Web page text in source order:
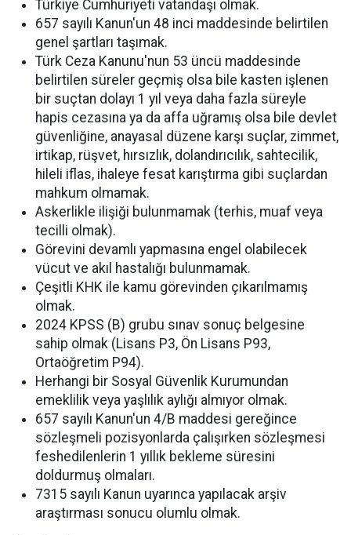
Türkiye Cumhuriyeti vatandaşı olmak.
657 sayılı Kanun'un 48 inci maddesinde belirtilen
genel şartları taşımak.
Türk Ceza Kanunu'nun 53 üncü maddesinde
belirtilen süreler geçmiş olsa bile kasten işlenen
bir suçtan dolayı 1 yıl veya daha fazla süreyle
hapis cezasına ya da affa uğramış olsa bile devlet
güvenliğine, anayasal düzene karşı suçlar, zimmet,
irtikap, rüşvet, hırsızlık, dolandırıcılık, sahtecilik,
hileli iflas, ihaleye fesat karıştırma gibi suçlardan
mahkum olmamak.
Askerlikle ilişiği bulunmamak (terhis, muaf veya
tecilli olmak).
Görevini devamlı yapmasına engel olabilecek
vücut ve akıl hastalığı bulunmamak.
Çeşitli KHK ile kamu görevinden çıkarılmamış
olmak.
2024 KPSS (B) grubu sınav sonuç belgesine
sahip olmak (Lisans P3, Ön Lisans P93,
Ortaöğretim P94).
Herhangi bir Sosyal Güvenlik Kurumundan
emeklilik veya yaşlılık aylığı almıyor olmak.
657 sayılı Kanun'un 4/B maddesi gereğince
sözleşmeli pozisyonlarda çalışırken sözleşmesi
feshedilenlerin 1 yıllık bekleme süresini
doldurmuş olmaları.
7315 sayılı Kanun uyarınca yapılacak arşiv
araştırması sonucu olumlu olmak.